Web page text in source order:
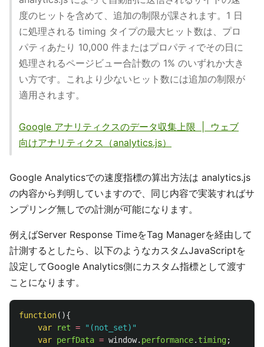
度のヒットを含めて、追加の制限が課されます。1 日
に処理される timing タイプの最大ヒット数は、プロ
パティあたり 10,000 件またはプロパティでその日に
処理されるページビュー合計数の 1% のいずれか大き
い方です。これより少ないヒット数には追加の制限が
適用されます。
Google アナリティクスのデータ収集上限 | ウェブ
向けアナリティクス（analytics.js）
Google Analyticsでの速度指標の算出方法は analytics.js
の内容から判明していますので、同じ内容で実装すればサ
ンプリング無しでの計測が可能になります。
例えばServer Response TimeをTag Managerを経由して
計測するとしたら、以下のようなカスタムJavaScriptを
設定してGoogle Analytics側にカスタム指標として渡す
ことになります。
function(){
var
ret = " (not_set) "
var perfData = window. performance. timing;